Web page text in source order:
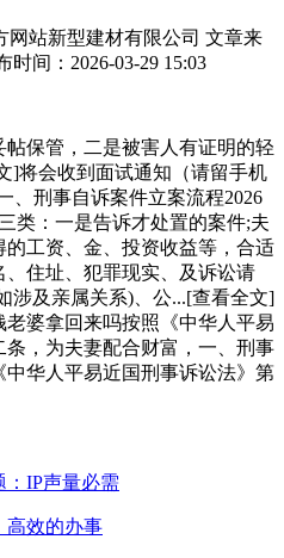
站新型建材有限公司 文章来
时间：2026-03-29 15:03
保管，二是被害人有证明的轻
]将会收到面试通知（请留手机
、刑事自诉案件立案流程2026
类：一是告诉才处置的案件;夫
工资、金、投资收益等，合适
住址、犯罪现实、及诉讼请
涉及亲属关系)、公...[查看全文]
婆拿回来吗按照《中华人平易
，为夫妻配合财富，一、刑事
华人平易近国刑事诉讼法》第
：IP声量必需
高效的办事